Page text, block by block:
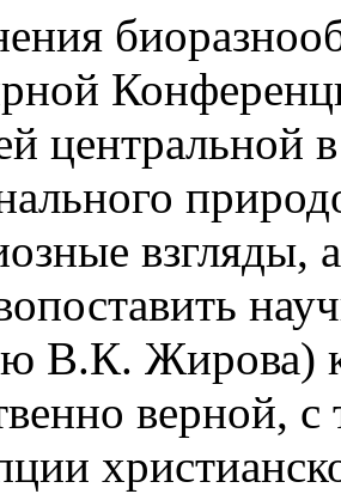
центральной
взгляды,
В.К. Жирова)
верной, с